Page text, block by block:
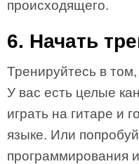
происходящего.
6. Начать
Тренируйтесь в
У вас есть целые
играть на гитаре и
языке. Или
программирования